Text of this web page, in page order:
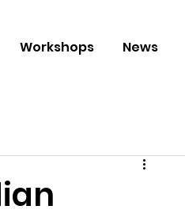
Workshops News